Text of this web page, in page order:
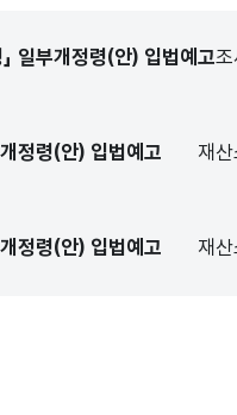
일부개정령(안) 입법예고
개정령(안) 입법예고 재
개정령(안) 입법예고 재